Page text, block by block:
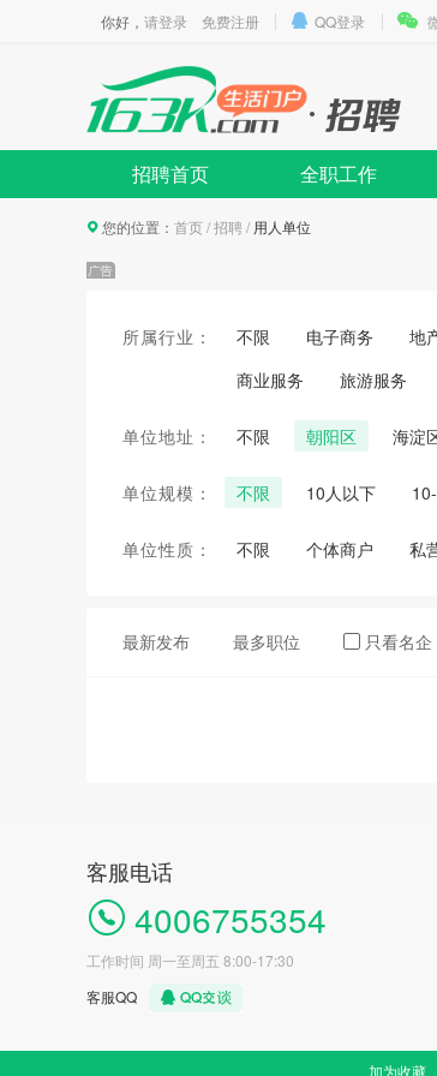
你好， 请登录 免费注册 QQ登录
招聘首页 全职工作
您的位置： 首页/招聘/ 用人单位
所属行业： 不限 电子商务 地
商业服务
旅游服务
单位地址： 不限 朝阳区 海淀
单位规模： 不限 10人以下
单位性质： 不限 个体商户 私
最新发布 最多职位 只看名企
客服电话
4006755354
工作时间 周一至周五 8:00-17:30
客服QQ
加为收藏